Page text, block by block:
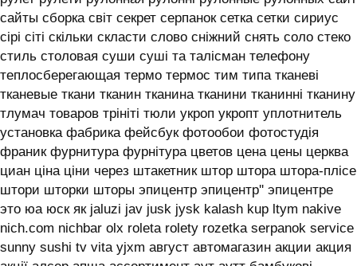
сайты сборка світ секрет серпанок сетка сетки сириус
сірі сіті скільки скласти слово сніжний снять соло стеко
стиль столовая суши суші та талісман телефону
теплосберегающая термо термос тим типа тканеві
тканевые ткани тканин тканина тканини тканинні тканину
тлумач товаров трініті тюли укроп укропт уплотнитель
установка фабрика фейсбук фотообои фотостудія
франик фурнитура фурнітура цветов цена цены церква
циан ціна ціни через штакетник штор штора штора-плісе
штори шторки шторы эпицентр эпицентр'' эпицентре
это юа юск як jaluzi jav jusk jysk kalash kup ltym nakive
nich.com nichbar olx roleta rolety rozetka serpanok service
sunny sushi tv vita yjxm август автомагазин акции акция